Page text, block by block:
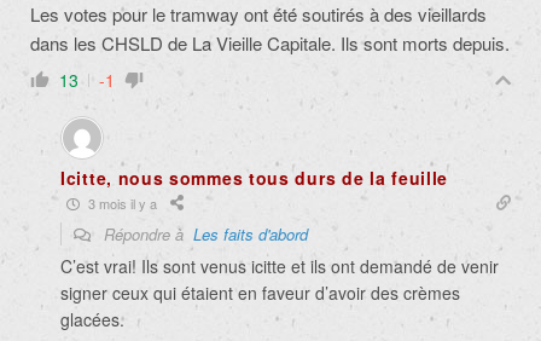
Les votes pour le tramway ont été soutirés à des vieillards
dans les CHSLD de La Vieille Capitale. Ils sont morts depuis.
13 -1
Icitte, nous sommes tous durs de la feuille
3 mois il y a
Répondre à Les faits d'abord
C’est vrai! Ils sont venus icitte et ils ont demandé de venir
signer ceux qui étaient en faveur d’avoir des crèmes
glacées.